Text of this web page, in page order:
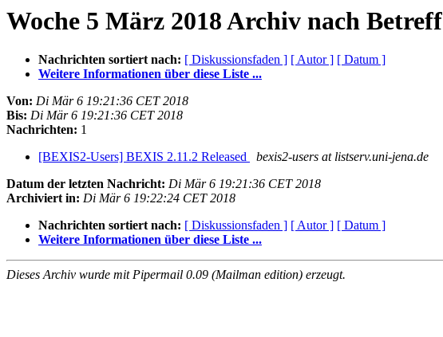
Woche 5 März 2018 Archiv nach Betreff
Nachrichten sortiert nach: [ Diskussionsfaden ] [ Autor ] [ Datum ]
Weitere Informationen über diese Liste ...
Von: Di Mär 6 19:21:36 CET 2018
Bis: Di Mär 6 19:21:36 CET 2018
Nachrichten: 1
[BEXIS2-Users] BEXIS 2.11.2 Released
bexis2-users at listserv.uni-jena.de
Datum der letzten Nachricht: Di Mär 6 19:21:36 CET 2018
Archiviert in: Di Mär 6 19:22:24 CET 2018
Nachrichten sortiert nach: [ Diskussionsfaden ] [ Autor ] [ Datum ]
Weitere Informationen über diese Liste ...
Dieses Archiv wurde mit Pipermail 0.09 (Mailman edition) erzeugt.